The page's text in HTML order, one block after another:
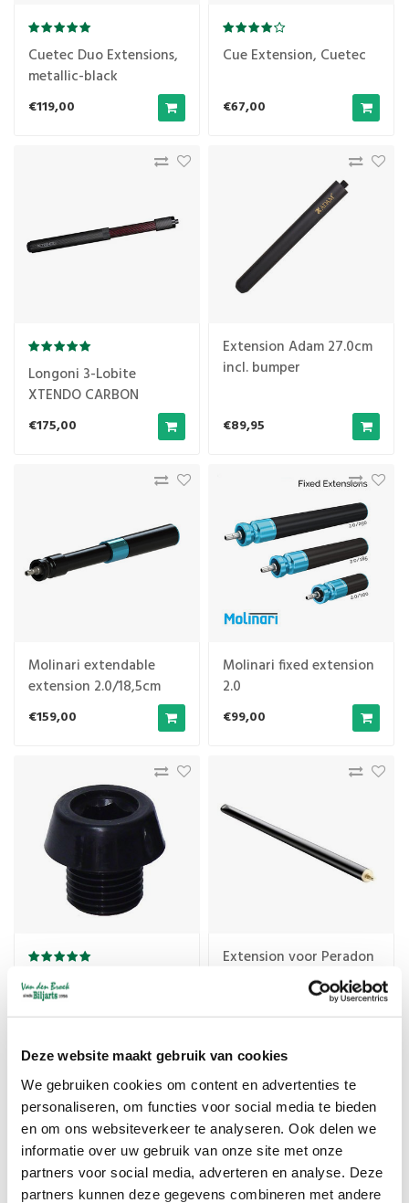
Deze website maakt gebruik van cookies
We gebruiken cookies om content en advertenties te
personaliseren, om functies voor social media te bieden
en om ons websiteverkeer te analyseren. Ook delen we
informatie over uw gebruik van onze site met onze
partners voor social media, adverteren en analyse. Deze
partners kunnen deze gegevens combineren met andere
Cuetec Duo Extensions,
metallic-black
€119,00
Cue Extension, Cuetec
€67,00
Longoni 3-Lobite
XTENDO CARBON
DINAMICA
€175,00
Extension Adam 27.0cm
incl. bumper
€89,95
Molinari extendable
extension 2.0/18,5cm
€159,00
Molinari fixed extension
2.0
€99,00
Predator/Molinari
extension bumper
Extension voor Peradon